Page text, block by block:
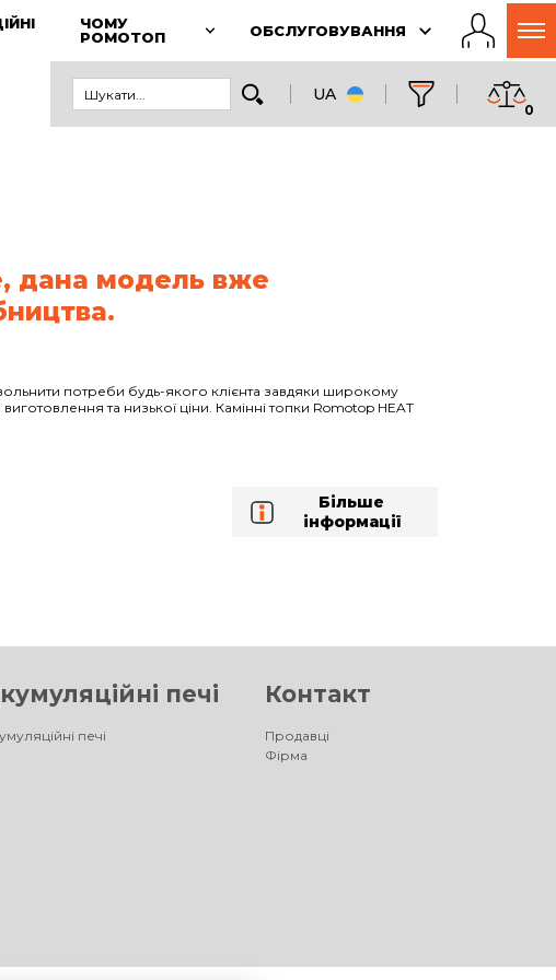
ЧОМУ
РОМОТОП
ОБСЛУГОВУВАННЯ
UA
0
дана модель вже
потреби будь-якого клієнта завдяки широкому
та низької ціни. Камінні топки Romotop HEAT
Більше
інформації
печі
печі
Контакт
Продавці
Фірма